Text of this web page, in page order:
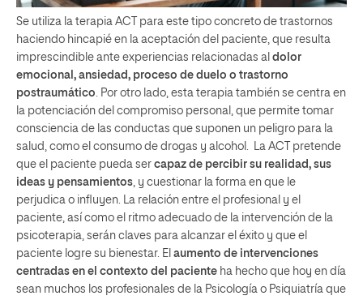
Se utiliza la terapia ACT para este tipo concreto de trastornos
haciendo hincapié en la aceptación del paciente, que resulta
imprescindible ante experiencias relacionadas al dolor
emocional, ansiedad, proceso de duelo o trastorno
postraumático . Por otro lado, esta terapia también se centra en
la potenciación del compromiso personal, que permite tomar
consciencia de las conductas que suponen un peligro para la
salud, como el consumo de drogas y alcohol. La ACT pretende
que el paciente pueda ser capaz de percibir su realidad, sus
ideas y pensamientos , y cuestionar la forma en que le
perjudica o influyen. La relación entre el profesional y el
paciente, así como el ritmo adecuado de la intervención de la
psicoterapia, serán claves para alcanzar el éxito y que el
paciente logre su bienestar. El aumento de intervenciones
centradas en el contexto del paciente ha hecho que hoy en día
sean muchos los profesionales de la Psicología o Psiquiatría que